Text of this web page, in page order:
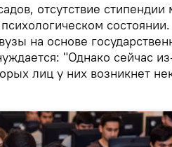
отсутствие стипендии
на основе
"Однако сейчас
лиц у них возникнет